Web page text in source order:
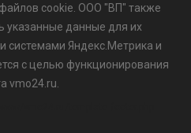
cookie. ООО "ВП" также
указанные данные для их
системами Яндекс.Метрика и
с целью функционирования
vmo24.ru.